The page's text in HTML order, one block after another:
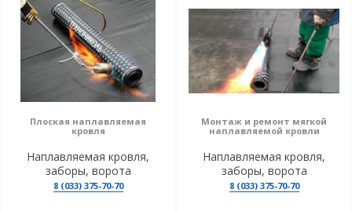
Плоская наплавляемая
кровля
Наплавляемая кровля,
заборы, ворота
8 (033) 375-70-70
Монтаж и ремонт мягкой
наплавляемой кровли
Наплавляемая кровля,
заборы, ворота
8 (033) 375-70-70